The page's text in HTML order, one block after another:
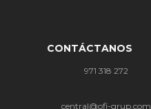
CONTÁCTANOS
971 318 272
central@ofi-grup.com